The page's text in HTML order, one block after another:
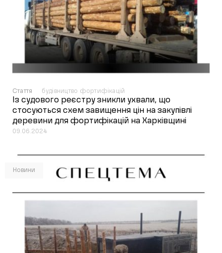
Стаття будівництво фортифікацій
Із судового реєстру зникли ухвали, що
стосуються схем завищення цін на закупівлі
деревини для фортифікацій на Харківщині
09.06.2024
Новини